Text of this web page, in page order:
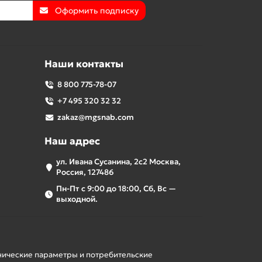
Оформить подписку
Наши контакты
8 800 775-78-07
+7 495 320 32 32
zakaz@mgsnab.com
Наш адрес
ул. Ивана Сусанина, 2с2 Москва,
Россия, 127486
Пн-Пт с 9:00 до 18:00, Сб, Вс —
выходной.
параметры и потребительские